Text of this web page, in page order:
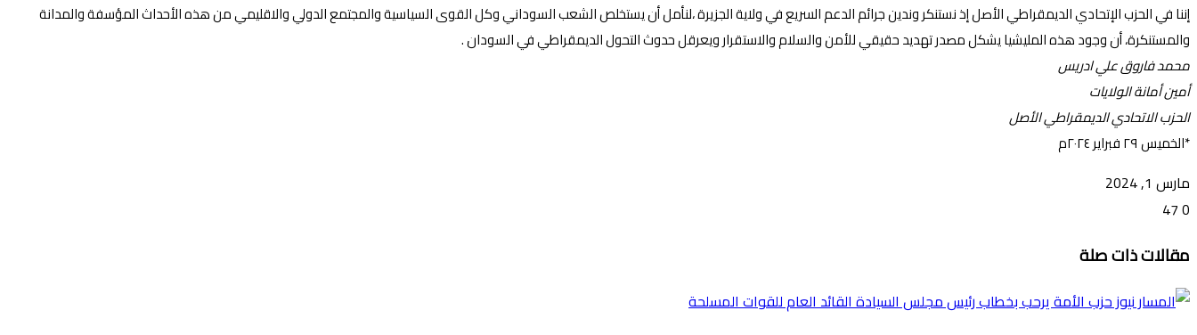
إننا في الحزب الإتحادي الديمقراطي الأصل إذ نستنكر وندين جرائم الدعم السريع في ولاية الجزيرة ،لنأمل أن يستخلص الشعب السوداني وكل القوى السياسية والمجتمع الدولي والاقليمي من هذه الأحداث المؤسفة والمدانة
والمستنكرة، أن وجود هذه المليشيا يشكل مصدر تهديد حقيقي للأمن والسلام والاستقرار ويعرقل حدوث التحول الديمقراطي في السودان .
محمد فاروق علي ادريس
أمين أمانة الولايات
الحزب الاتحادي الديمقراطي الأصل
*الخميس ٢٩ فبراير ٢٠٢٤م
مارس 1, 2024
0
عبر
البريد
مقالات ذات صلة